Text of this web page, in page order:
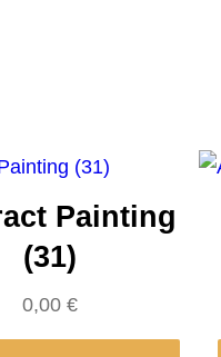
Painting
(31)
0,00 €